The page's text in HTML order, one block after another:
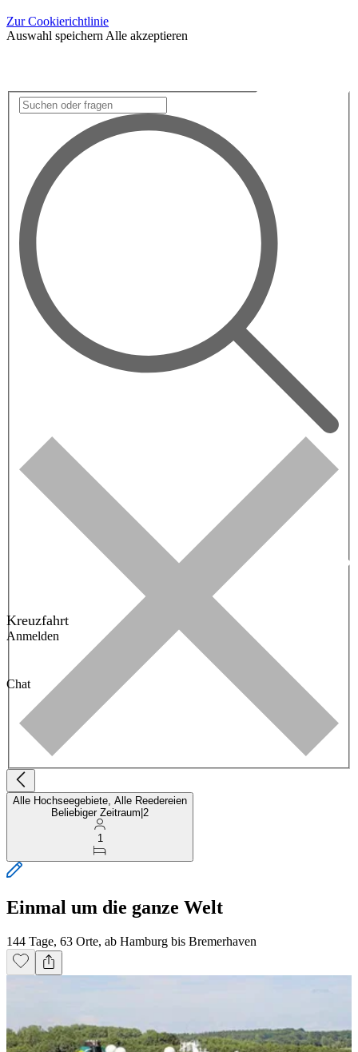
Zur Cookierichtlinie
Auswahl speichern Alle akzeptieren
Kreuzfahrt
Anmelden
Chat
Alle Hochseegebiete, Alle Reedereien
Beliebiger Zeitraum 2
1
Einmal um die ganze Welt
144 Tage, 63 Orte, ab Hamburg bis Bremerhaven